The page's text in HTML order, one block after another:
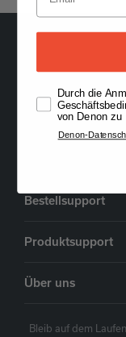
Oude
Bestellsupport
Produktsupport
Über uns
Bleib auf dem
Durch die
von Denon zu
Denon-